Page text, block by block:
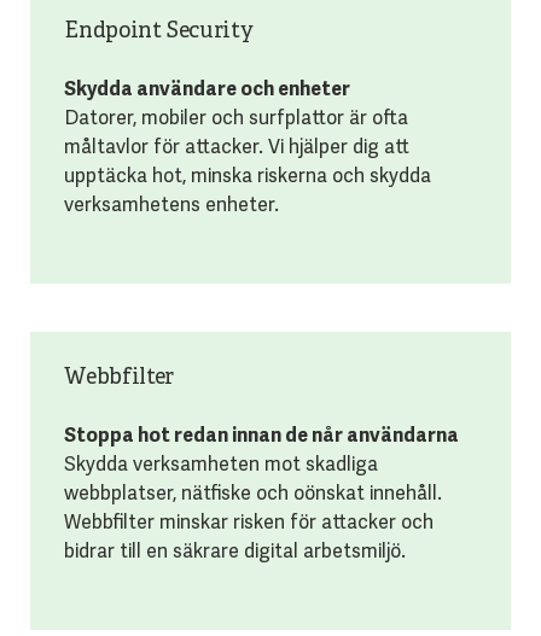
Endpoint Security
Skydda användare och enheter
Datorer, mobiler och surfplattor är ofta
måltavlor för attacker. Vi hjälper dig att
upptäcka hot, minska riskerna och skydda
verksamhetens enheter.
Webbfilter
Stoppa hot redan innan de når användarna
Skydda verksamheten mot skadliga
webbplatser, nätfiske och oönskat innehåll.
Webbfilter minskar risken för attacker och
bidrar till en säkrare digital arbetsmiljö.